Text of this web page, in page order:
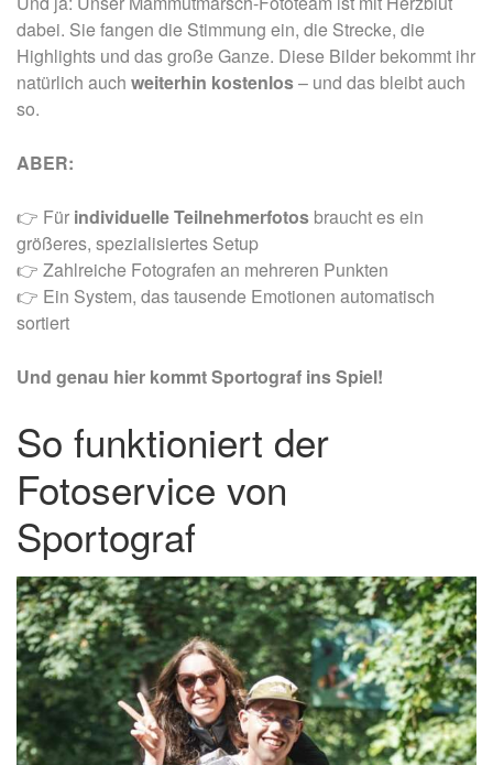
dabei. Sie fangen die Stimmung ein, die Strecke, die
Highlights und das große Ganze. Diese Bilder bekommt ihr
natürlich auch weiterhin kostenlos– und das bleibt auch
so.
ABER:
👉 Für individuelle Teilnehmerfotos braucht es ein
größeres, spezialisiertes Setup
👉 Zahlreiche Fotografen an mehreren Punkten
👉 Ein System, das tausende Emotionen automatisch
sortiert
Und genau hier kommt Sportograf ins Spiel!
So funktioniert der
Fotoservice von
Sportograf